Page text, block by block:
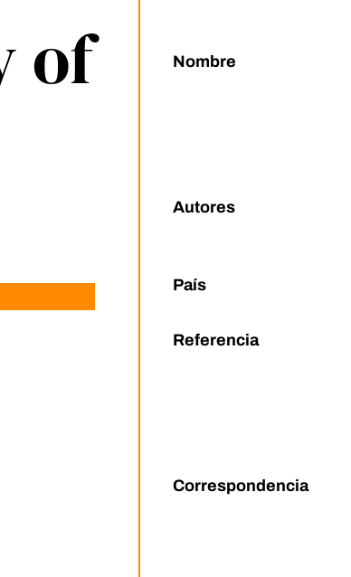
of
Nombre
Autores
País
Referencia
Correspondencia